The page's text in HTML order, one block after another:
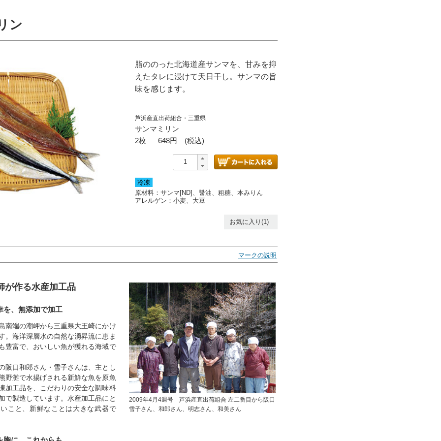
ン
脂ののった北海道産サンマを、甘みを抑
えたタレに浸けて天日干し。サンマの旨
味を感じます。
芦浜産直出荷組合・三重県
サンマミリン
2枚
648円 (税込)
冷凍
原材料：サンマ[ND]、醤油、粗糖、本みりん
アレルゲン： 小麦、大豆
お気に入り(1)
マークの説明
2009年4月4週号 芦浜産直出荷組合 左二番目から阪口
雪子さん、和郎さん、明志さん、和美さん
が作る水産加工品
を、無添加で加工
南端の潮岬から三重県大王崎にかけ
。海洋深層水の自然な湧昇流に恵ま
豊富で、おいしい魚が獲れる海域で
阪口和郎さん・雪子さんは、主とし
野灘で水揚げされる新鮮な魚を原魚
加工品を、こだわりの安全な調味料
で製造しています。水産加工品にと
こと、新鮮なことは大きな武器で